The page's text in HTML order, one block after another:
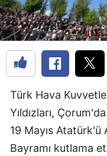
Türk Hava
Yıldızları,
19 Mayıs
Bayramı kutlama